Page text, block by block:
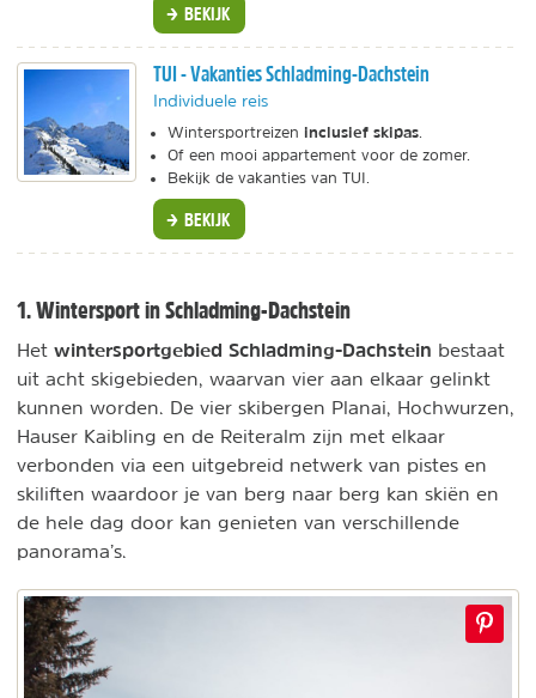
BEKIJK
TUI - Vakanties Schladming-Dachstein
Individuele reis
Wintersportreizen inclusief skipas
Of een mooi appartement voor de zomer.
Bekijk de vakanties van TUI.
BEKIJK
1. Wintersport in Schladming-Dachstein
Het wintersportgebied Schladming-Dachstein bestaat
uit acht skigebieden, waarvan vier aan elkaar gelinkt
kunnen worden. De vier skibergen Planai, Hochwurzen,
Hauser Kaibling en de Reiteralm zijn met elkaar
verbonden via een uitgebreid netwerk van pistes en
skiliften waardoor je van berg naar berg kan skiën en
de hele dag door kan genieten van verschillende
panorama’s.